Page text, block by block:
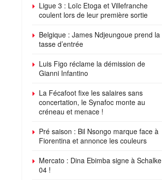
Ligue 3 : Loïc Etoga et Villefranche
coulent lors de leur première sortie
Belgique : James Ndjeungoue prend la
tasse d’entrée
Luis Figo réclame la démission de
Gianni Infantino
La Fécafoot fixe les salaires sans
concertation, le Synafoc monte au
créneau et menace !
Pré saison : Bil Nsongo marque face à
Fiorentina et annonce les couleurs
Mercato : Dina Ebimba signe à Schalke
04 !